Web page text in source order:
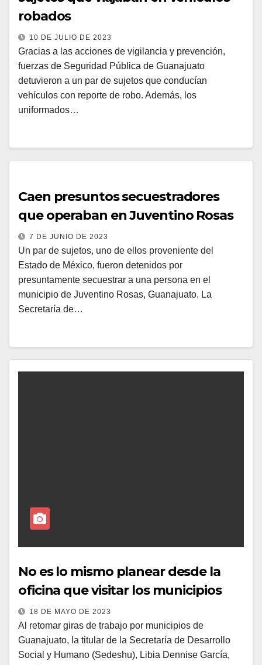
robados
10 DE JULIO DE 2023
Gracias a las acciones de vigilancia y prevención,
fuerzas de Seguridad Pública de Guanajuato
detuvieron a un par de sujetos que conducían
vehículos con reporte de robo. Además, los
uniformados…
Caen presuntos secuestradores
que operaban en Juventino Rosas
7 DE JUNIO DE 2023
Un par de sujetos, uno de ellos proveniente del
Estado de México, fueron detenidos por
presuntamente secuestrar a una persona en el
municipio de Juventino Rosas, Guanajuato. La
Secretaría de…
No es lo mismo planear desde la
oficina que visitar los municipios
18 DE MAYO DE 2023
Al retomar giras de trabajo por municipios de
Guanajuato, la titular de la Secretaría de Desarrollo
Social y Humano (Sedeshu), Libia Dennise García,